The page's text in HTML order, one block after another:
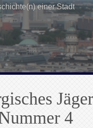
einer Stadt
4